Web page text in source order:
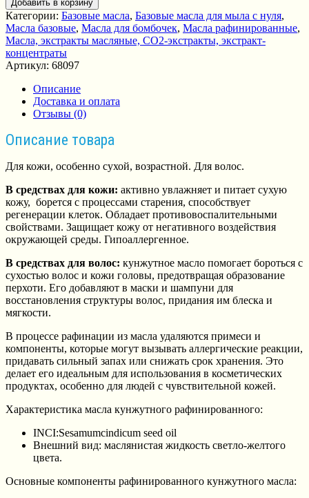
Добавить в корзину
Категории: Базовые масла, Базовые масла для мыла с нуля,
Масла базовые, Масла для бомбочек, Масла рафинированные,
Масла, экстракты масляные, СО2-экстракты, экстракт-
концентраты
Артикул: 68097
Описание
Доставка и оплата
Отзывы (0)
Описание товара
Для кожи, особенно сухой, возрастной. Для волос.
В средствах для кожи: активно увлажняет и питает сухую
кожу, борется с процессами старения, способствует
регенерации клеток. Обладает противовоспалительными
свойствами. Защищает кожу от негативного воздействия
окружающей среды. Гипоаллергенное.
В средствах для волос: кунжутное масло помогает бороться с
сухостью волос и кожи головы, предотвращая образование
перхоти. Его добавляют в маски и шампуни для
восстановления структуры волос, придания им блеска и
мягкости.
В процессе рафинации из масла удаляются примеси и
компоненты, которые могут вызывать аллергические реакции,
придавать сильный запах или снижать срок хранения. Это
делает его идеальным для использования в косметических
продуктах, особенно для людей с чувствительной кожей.
Характеристика масла кунжутного рафинированного:
INCI:Sesamumcindicum seed oil
Внешний вид: маслянистая жидкость светло-желтого
цвета.
Основные компоненты рафинированного кунжутного масла: